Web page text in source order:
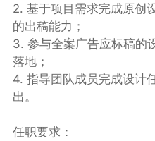
2. 基于项目需求完成原创
的出稿能力；
3. 参与全案广告应标稿的
落地；
4. 指导团队成员完成设计
出。
任职要求：